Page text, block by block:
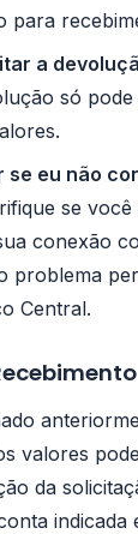
para
a
só
se eu não
se
conexão
problema
Central.
valores
da
indicada